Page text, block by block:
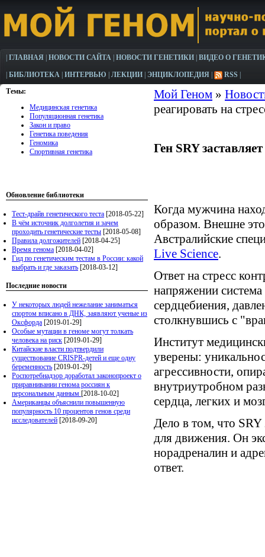
ГЛАВНАЯ НОВОСТИ САЙТА НОВОСТИ ГЕНЕТИКИ ВИДЕО О
БИБЛИОТЕКА ИНТЕРВЬЮ ЛЕКЦИИ ЭНЦИКЛОПЕДИЯ RSS
Темы:
Медицинская генетика
Популяционная генетика
Закон и право
Генетика поведения
Геномика
Спортивная генетика
Обновление библиотеки
Тест-драйв генетического теста [2018-05-22]
В чём источник долголетия и зачем
проходить генетические тесты [2018-05-08]
Правила долгожителей [2018-04-25]
Время генома [2018-04-02]
Гид по генетическим тестам в России: какой
выбрать и где заказать [2018-03-12]
Последние новости
У некоторых людей нежелание заниматься
спортом вписано в ДНК, заявляют ученые из
Оксфорда [2019-01-29]
Особые мутации в геноме могут толкать
человека на риск [2019-01-29]
Китайские власти подтвердили
существование CRISPR-детей и еще одну
беременность [2019-01-29]
Роспотребнадзор доработал законопроект о
приравнивании генома россиян к
персональным данным [2018-10-02]
Американцы объяснили повышенную
популярность 10 процентов генов среди
исследователей [2018-09-20]
Мой Геном »
реагировать на
Ген SRY
Когда мужчина
образом. Внешне
Австралийские
Live Science.
Ответ на стресс
напряжении
сердцебиения,
столкнувшись с
Институт
уверены:
агрессивности,
внутриутробном
сердца, легких и
Дело в том, что
для движения. Он
норадреналин и
ответ.